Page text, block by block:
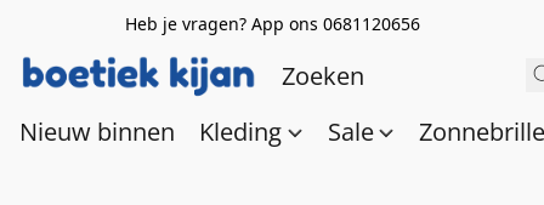
Heb je vragen? App ons 0681120656
Nieuw binnen Kleding Sale